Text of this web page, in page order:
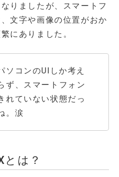
りましたが、スマートフ
文字や画像の位置がおか
にありました。
ソコンのUIしか考え
ず、スマートフォン
れていない状態だっ
。涙
は？